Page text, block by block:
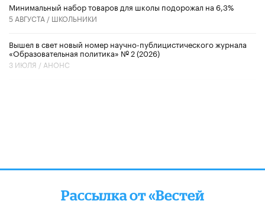
Минимальный набор товаров для школы подорожал на 6,3%
5 АВГУСТА / ШКОЛЬНИКИ
Вышел в свет новый номер научно-публицистического журнала
«Образовательная политика» № 2 (2026)
3 ИЮЛЯ / АНОНС
Рассылка от «Вестей